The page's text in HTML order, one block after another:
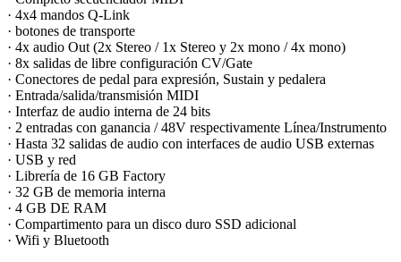
· 4x4 mandos Q-Link
· botones de transporte
· 4x audio Out (2x Stereo / 1x Stereo y 2x mono / 4x mono)
· 8x salidas de libre configuración CV/Gate
· Conectores de pedal para expresión, Sustain y pedalera
· Entrada/salida/transmisión MIDI
· Interfaz de audio interna de 24 bits
· 2 entradas con ganancia / 48V respectivamente Línea/Instrumento
· Hasta 32 salidas de audio con interfaces de audio USB externas
· USB y red
· Librería de 16 GB Factory
· 32 GB de memoria interna
· 4 GB DE RAM
· Compartimento para un disco duro SSD adicional
· Wifi y Bluetooth